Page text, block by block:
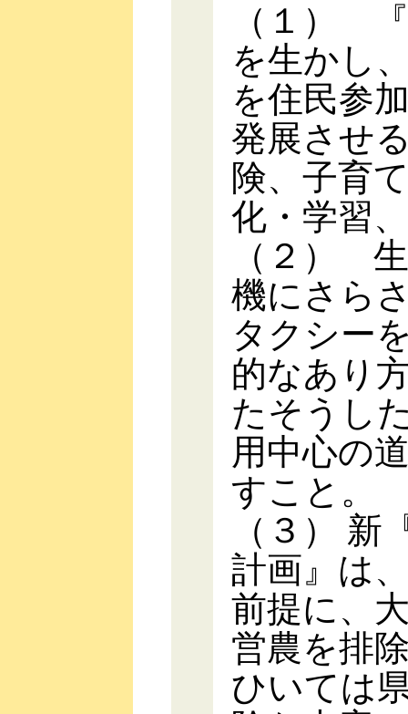
（１）
を生かし
を住民参
発展させ
険、子育
化・学習
（２）
機にさら
タクシー
的なあり
たそうし
用中心の
すこと。
（３） 新
計画』は
前提に、
営農を排
ひいては